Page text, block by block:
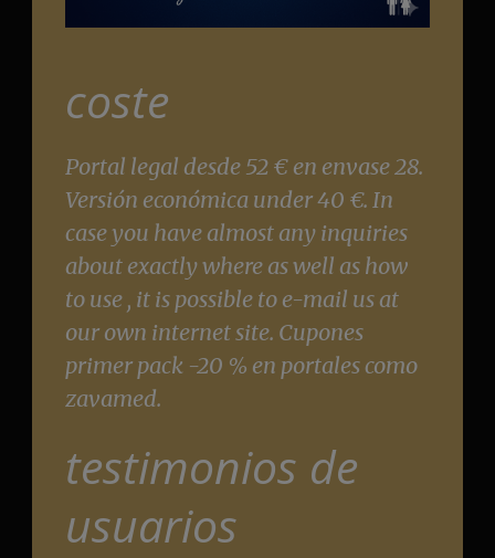
coste
Portal legal desde 52 € en envase 28.
Versión económica under 40 €. In
case you have almost any inquiries
about exactly where as well as how
to use , it is possible to e-mail us at
our own internet site. Cupones
primer pack -20 % en portales como
zavamed.
testimonios de
usuarios